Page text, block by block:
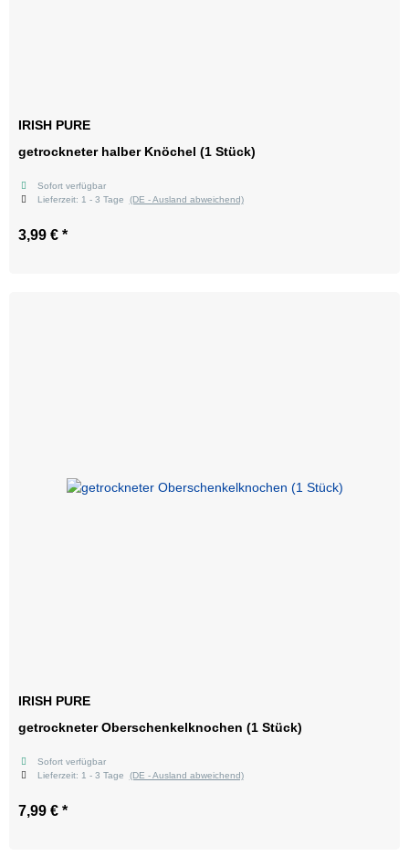
IRISH PURE
getrockneter halber Knöchel (1 Stück)
Sofort verfügbar
Lieferzeit: 1 - 3 Tage (DE - Ausland abweichend)
3,99 € *
IRISH PURE
getrockneter Oberschenkelknochen (1 Stück)
Sofort verfügbar
Lieferzeit: 1 - 3 Tage (DE - Ausland abweichend)
7,99 € *